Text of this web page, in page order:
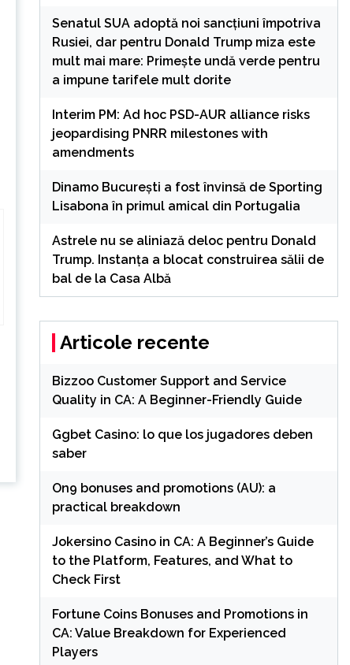
Senatul SUA adoptă noi sancțiuni împotriva
Rusiei, dar pentru Donald Trump miza este
mult mai mare: Primește undă verde pentru
a impune tarifele mult dorite
Interim PM: Ad hoc PSD-AUR alliance risks
jeopardising PNRR milestones with
amendments
Dinamo București a fost învinsă de Sporting
Lisabona în primul amical din Portugalia
Astrele nu se aliniază deloc pentru Donald
Trump. Instanța a blocat construirea sălii de
bal de la Casa Albă
Articole recente
Bizzoo Customer Support and Service
Quality in CA: A Beginner-Friendly Guide
Ggbet Casino: lo que los jugadores deben
saber
On9 bonuses and promotions (AU): a
practical breakdown
Jokersino Casino in CA: A Beginner’s Guide
to the Platform, Features, and What to
Check First
Fortune Coins Bonuses and Promotions in
CA: Value Breakdown for Experienced
Players